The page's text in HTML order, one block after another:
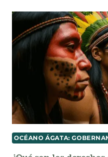
OCÉANO ÁGATA: